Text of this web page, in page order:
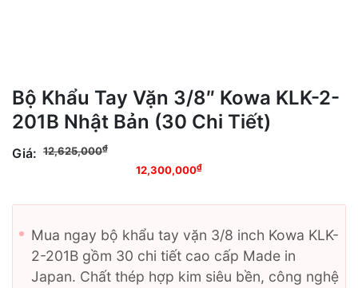
Bộ Khẩu Tay Vặn 3/8″ Kowa KLK-2-
201B Nhật Bản (30 Chi Tiết)
Giá: 12,625,000₫
12,300,000₫Giá hiện tại là:
Mua ngay bộ khẩu tay vặn 3/8 inch Kowa KLK-
2-201B gồm 30 chi tiết cao cấp Made in
Japan. Chất thép hợp kim siêu bền, công nghệ